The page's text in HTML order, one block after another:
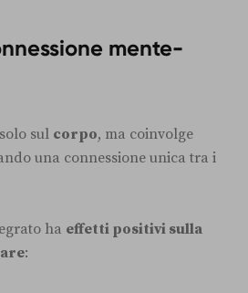
mente-
sul corpo, ma coinvolge
una connessione unica tra i
ha effetti positivi sulla
: